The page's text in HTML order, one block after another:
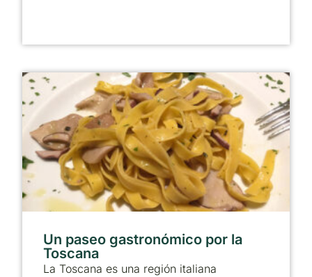
Un paseo gastronómico por la
Toscana
La Toscana es una región italiana